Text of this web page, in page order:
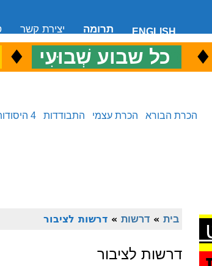
יצירת קשר תרומה ENGLISH
♦ כל שבוע שְׁבוּעִי ♦
הכרת הבורא הכרת עצמי התבודדות 4 היסודות
בית »דרשות »דרשות לציבור
דרשות לציבור